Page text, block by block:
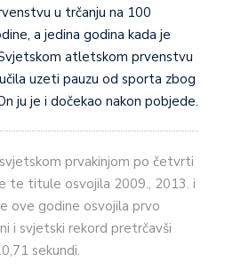
u trčanju na 100
a jedina godina kada je
atletskom prvenstvu
uzeti pauzu od sporta zbog
ju je i dočekao nakon pobjede.
prvakinjom po četvrti
te titule osvojila 2009., 2013. i
ove godine osvojila prvo
i svjetski rekord pretrčavši
sekundi.